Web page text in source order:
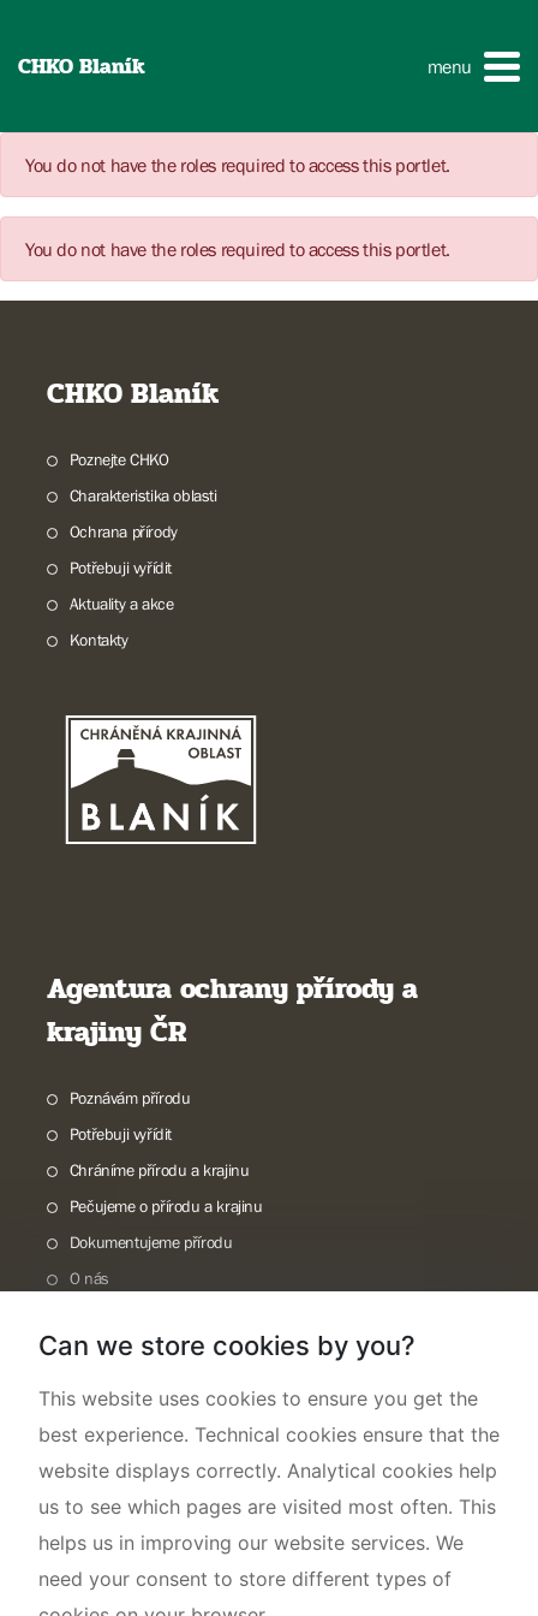
CHKO Blaník menu
You do not have the roles required to access this portlet.
You do not have the roles required to access this portlet.
CHKO Blaník
Poznejte CHKO
Charakteristika oblasti
Ochrana přírody
Potřebuji vyřídit
Aktuality a akce
Kontakty
Agentura ochrany přírody a
krajiny ČR
Poznávám přírodu
Potřebuji vyřídit
Chráníme přírodu a krajinu
Pečujeme o přírodu a krajinu
Dokumentujeme přírodu
O nás
Can we store cookies by you?
This website uses cookies to ensure you get the
best experience. Technical cookies ensure that the
website displays correctly. Analytical cookies help
us to see which pages are visited most often. This
helps us in improving our website services. We
need your consent to store different types of